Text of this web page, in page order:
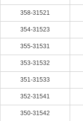
358-31521
354-31523
355-31531
353-31532
351-31533
352-31541
350-31542